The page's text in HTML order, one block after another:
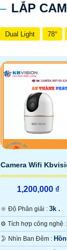
LẮP
Dual Light 78°
Camera Wifi
1,200,000 ₫
🔆 Độ Phân giải : 3k .
⚙ Tích hợp công nghệ :
🌛 Nhìn Ban Đêm :